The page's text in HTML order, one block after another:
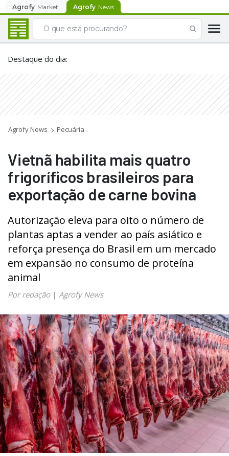
Agrofy Market Agrofy News
Destaque do dia:
Agrofy News Pecuária
Vietnã habilita mais quatro
frigoríficos brasileiros para
exportação de carne bovina
Autorização eleva para oito o número de
plantas aptas a vender ao país asiático e
reforça presença do Brasil em um mercado
em expansão no consumo de proteína
animal
Por redação| Agrofy News